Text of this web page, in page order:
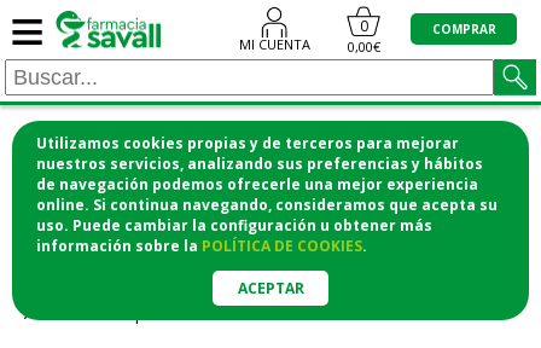
Utilizamos cookies propias y de terceros para mejorar
nuestros servicios, analizando sus preferencias y hábitos
de navegación podemos ofrecerle una mejor experiencia
online. Si continua navegando, consideramos que acepta su
uso. Puede cambiar la configuración u obtener más
información sobre la POLÍTICA DE COOKIES.
ACEPTAR
≡ MI CUENTA
0
0,00€
COMPRAR
¡COMPRA CÓMODAMENTE DESDE CASA Y RECOGE
EN LA FARMACIA!
o si lo prefieres te lo mandamos a casa
Artículo no disponible